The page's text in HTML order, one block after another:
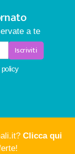
a te
Iscriviti
Clicca qui